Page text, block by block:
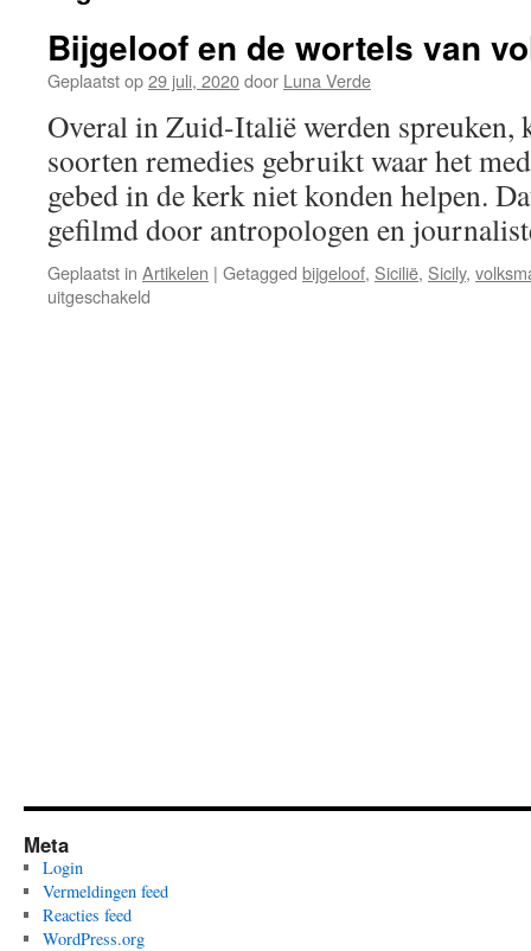
Bijgeloof en de wortels van
Geplaatst op29 juli, 2020door Luna Verde
Overal in Zuid-Italië werden spreuken,
soorten remedies gebruikt waar het
gebed in de kerk niet konden helpen.
gefilmd door antropologen en
Geplaatst in Artikelen | Getagged bijgeloof, Sicilië, Sicily,
uitgeschakeld
Meta
Login
Vermeldingen feed
Reacties feed
WordPress.org